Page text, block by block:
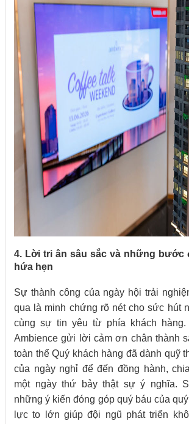
4. Lời tri ân sâu sắc và những bước
hứa hẹn
Sự thành công của ngày hội trải
qua là minh chứng rõ nét cho sức hút
cùng sự tin yêu từ phía khách
Ambience gửi lời cảm ơn chân thành
toàn thể Quý khách hàng đã dành quỹ
của ngày nghỉ để đến đồng hành,
một ngày thứ bảy thật sự ý nghĩa.
những ý kiến đóng góp quý báu của
lực to lớn giúp đội ngũ phát triển